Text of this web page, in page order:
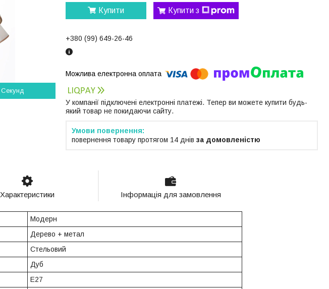
Секунд
Купити Купити з
+380 (99) 649-26-46
У компанії підключені електронні платежі. Тепер ви можете купити будь-
який товар не покидаючи сайту.
повернення товару протягом 14 днів за домовленістю
Характеристики Інформація для замовлення
Модерн
Дерево + метал
Стельовий
Дуб
E27